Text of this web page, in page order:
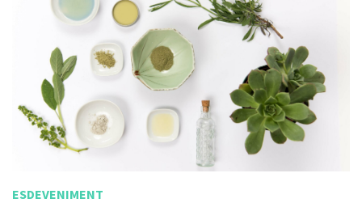
ESDEVENIMENT